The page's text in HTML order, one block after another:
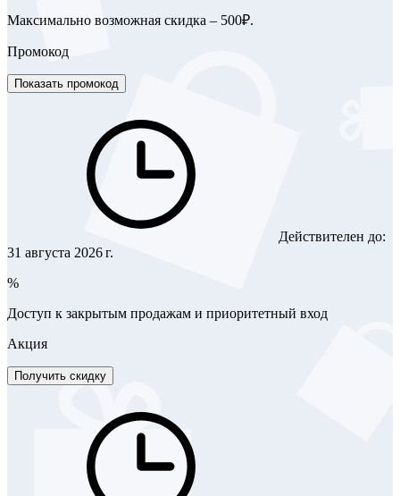
Максимально возможная скидка – 500₽.
Промокод
Показать промокод
Действителен до:
31 августа 2026 г.
%
Доступ к закрытым продажам и приоритетный вход
Акция
Получить скидку